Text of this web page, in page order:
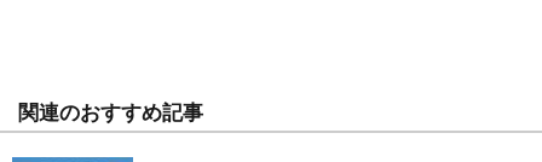
関連のおすすめ記事